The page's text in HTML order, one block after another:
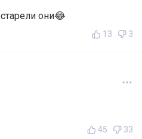
они😂
13 3
45 33